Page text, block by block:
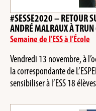
#SESSE2020 – RETOUR
ANDRÉ MALRAUX À
Semaine de l’ESS à l’École
Vendredi 13 novembre, à
la correspondante de
sensibiliser à l’ESS 18